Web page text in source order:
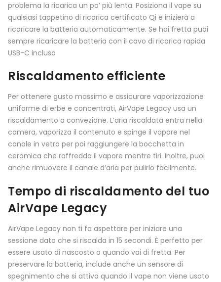
problema la ricarica un po’ più lenta. Posiziona il vape su
qualsiasi tappetino di ricarica certificato Qi e inizierà a
ricaricare la batteria automaticamente. Se hai fretta puoi
sempre ricaricare la batteria con il cavo di ricarica rapida
USB-C incluso
Riscaldamento efficiente
Per ottenere gusto massimo e assicurare vaporizzazione
uniforme di erbe e concentrati, AirVape Legacy usa un
riscaldamento a convezione. L’aria riscaldata entra nella
camera, vaporizza il contenuto e spinge il vapore nel
canale in vetro per poi raggiungere la bocchetta in
ceramica che raffredda il vapore mentre tiri. Inoltre, puoi
anche rimuovere il canale d’aria per pulirlo facilmente.
Tempo di riscaldamento del tuo
AirVape Legacy
AirVape Legacy non ti fa aspettare per iniziare una
sessione dato che si riscalda in 15 secondi. È perfetto per
essere usato di nascosto o quando vai di fretta. Per
preservare la batteria, include anche un sensore di
spegnimento che si attiva quando il vape non viene usato